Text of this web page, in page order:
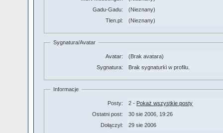
Gadu-Gadu:
(Nieznany)
Tlen.pl:
(Nieznany)
Sygnatura/Avatar
Avatar:
(Brak avatara)
Sygnatura:
Brak sygnaturki w profilu.
Informacje
Posty: 2 - Pokaż wszystkie posty
Ostatni post:
30 sie 2006, 19:26
Dołączył:
29 sie 2006